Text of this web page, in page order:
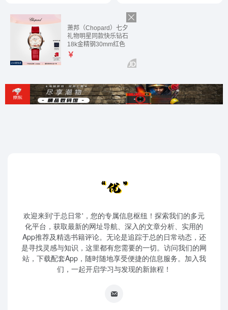
欢迎来到'于总日常'，您的专属信息枢纽！探索我们的多元
化平台，获取最新的网址导航、深入的文章分析、实用的
App推荐及精选书籍评论。无论是追踪于总的日常动态，还
是寻找灵感与知识，这里都有您需要的一切。访问我们的网
站，下载配套App，随时随地享受便捷的信息服务。加入我
们，一起开启学习与发现的新旅程！